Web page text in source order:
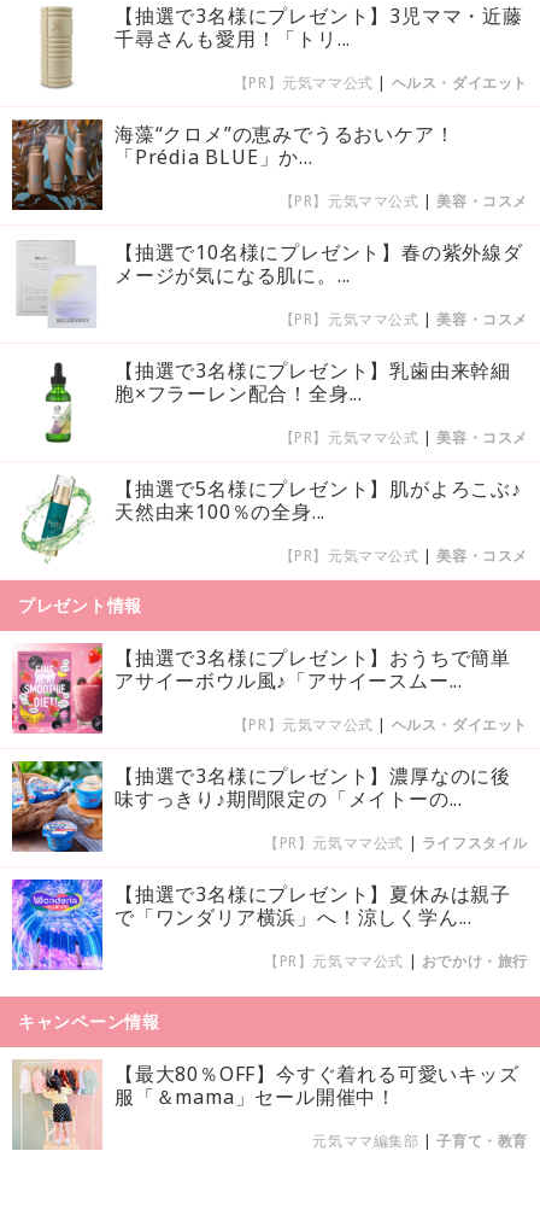
【抽選で3名様にプレゼント】3児ママ・近藤
千尋さんも愛用！「トリ...
【PR】元気ママ公式 | ヘルス・ダイエット
海藻“クロメ”の恵みでうるおいケア！
「Prédia BLUE」か...
【PR】元気ママ公式 |美容・コスメ
【抽選で10名様にプレゼント】春の紫外線ダ
メージが気になる肌に。...
【PR】元気ママ公式 |美容・コスメ
【抽選で3名様にプレゼント】乳歯由来幹細
胞×フラーレン配合！全身...
【PR】元気ママ公式 |美容・コスメ
【抽選で5名様にプレゼント】肌がよろこぶ♪
天然由来100％の全身...
【PR】元気ママ公式 |美容・コスメ
プレゼント情報
【抽選で3名様にプレゼント】おうちで簡単
アサイーボウル風♪「アサイースムー...
【PR】元気ママ公式 | ヘルス・ダイエット
【抽選で3名様にプレゼント】濃厚なのに後
味すっきり♪期間限定の「メイトーの...
【PR】元気ママ公式 | ライフスタイル
【抽選で3名様にプレゼント】夏休みは親子
で「ワンダリア横浜」へ！涼しく学ん...
【PR】元気ママ公式 | おでかけ・旅行
キャンペーン情報
【最大80％OFF】今すぐ着れる可愛いキッズ
服「＆mama」セール開催中！
元気ママ編集部 |子育て・教育